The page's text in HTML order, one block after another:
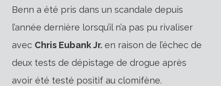
Benn a été pris dans un scandale depuis
l’année dernière lorsqu’il n’a pas pu rivaliser
avec Chris Eubank Jr. en raison de l’échec de
deux tests de dépistage de drogue après
avoir été testé positif au clomifène.